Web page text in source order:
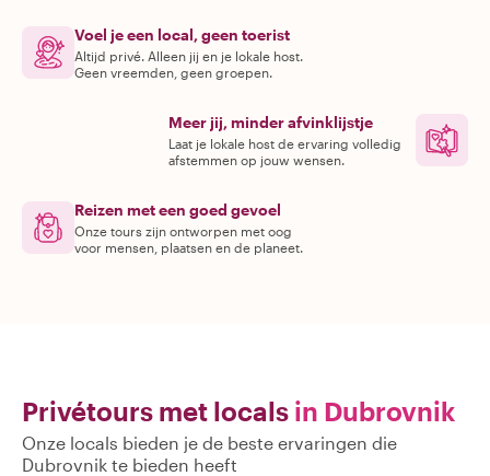
Voel je een local, geen toerist
Altijd privé. Alleen jij en je lokale host.
Geen vreemden, geen groepen.
Meer jij, minder afvinklijstje
Laat je lokale host de ervaring volledig
afstemmen op jouw wensen.
Reizen met een goed gevoel
Onze tours zijn ontworpen met oog
voor mensen, plaatsen en de planeet.
Privétours met locals in Dubrovnik
Onze locals bieden je de beste ervaringen die
Dubrovnik te bieden heeft